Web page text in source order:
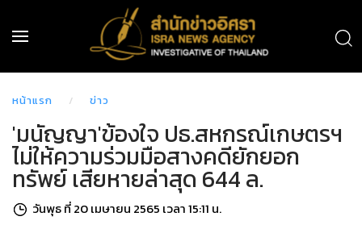
หน้าแรก ข่าว
'มนัญญา'ข้องใจ ปธ.สหกรณ์เกษตรฯ
ไม่ให้ความร่วมมือสางคดียักยอก
ทรัพย์ เสียหายล่าสุด 644 ล.
วันพุธ ที่ 20 เมษายน 2565 เวลา 15:11 น.